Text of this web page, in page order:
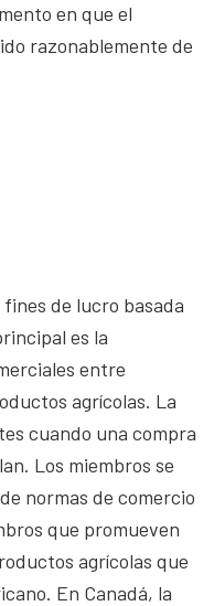
en que el
razonablemente de
de lucro basada
es la
entre
agrícolas. La
cuando una compra
Los miembros se
normas de comercio
que promueven
agrícolas que
En Canadá, la